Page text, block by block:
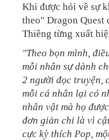
Khi được hỏi về sự
theo" Dragon Quest
Thiêng từng xuất
"Theo bọn mình,
mỗi nhân sự dành
2 người đọc truyện,
mỗi cá nhân lại có
nhân vật mà họ
đơn giản chỉ là vì
cực kỳ thích Pop,